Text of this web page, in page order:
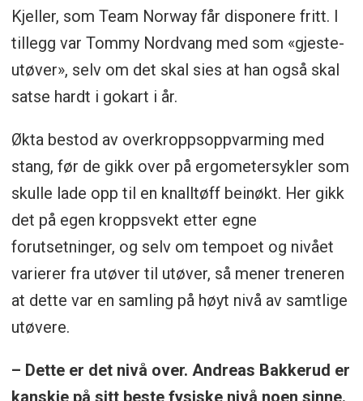
Kjeller, som Team Norway får disponere fritt. I
tillegg var Tommy Nordvang med som «gjeste-
utøver», selv om det skal sies at han også skal
satse hardt i gokart i år.
Økta bestod av overkroppsoppvarming med
stang, før de gikk over på ergometersykler som
skulle lade opp til en knalltøff beinøkt. Her gikk
det på egen kroppsvekt etter egne
forutsetninger, og selv om tempoet og nivået
varierer fra utøver til utøver, så mener treneren
at dette var en samling på høyt nivå av samtlige
utøvere.
– Dette er det nivå over. Andreas Bakkerud er
kanskje på sitt beste fysiske nivå noen sinne.